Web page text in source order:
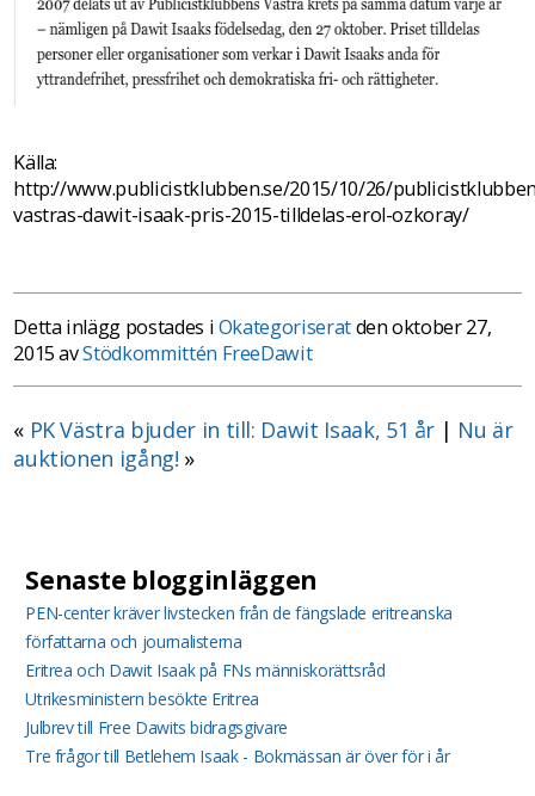
Källa:
http://www.publicistklubben.se/2015/10/26/
vastras-dawit-isaak-pris-2015-tilldelas-erol-ozkoray/
Detta inlägg postades iOkategoriseratden oktober 27,
2015 avStödkommittén FreeDawit
« PK Västra bjuder in till: Dawit Isaak, 51 år | Nu är
auktionen igång! »
Senaste blogginläggen
PEN-center kräver livstecken från de fängslade eritreanska
författarna och journalisterna
Eritrea och Dawit Isaak på FNs människorättsråd
Utrikesministern besökte Eritrea
Julbrev till Free Dawits bidragsgivare
Tre frågor till Betlehem Isaak - Bokmässan är över för i år